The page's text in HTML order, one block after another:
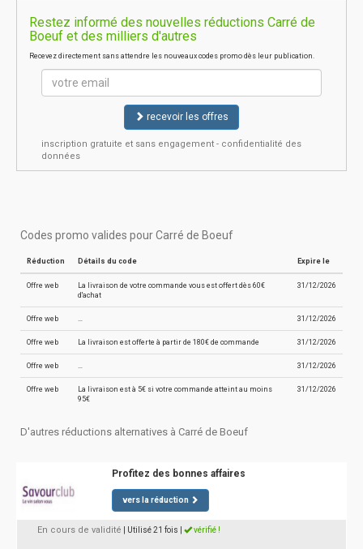
Restez informé des nouvelles réductions Carré de
Boeuf et des milliers d'autres
Recevez directement sans attendre les nouveaux codes promo dès leur publication.
recevoir les offres
inscription gratuite et sans engagement - confidentialité des
données
Codes promo valides pour Carré de Boeuf
Réduction Détails du code Expire le
Offre web
La livraison de votre commande vous est offert dès 60€
d'achat
31/12/2026
Offre web … 31/12/2026
Offre web La livraison est offerte à partir de 180€ de commande 31/12/2026
Offre web … 31/12/2026
Offre web
La livraison est à 5€ si votre commande atteint au moins
95€
31/12/2026
D'autres réductions alternatives à Carré de Boeuf
Profitez des bonnes affaires
vers la réduction
En cours de validité | Utilisé 21 fois vérifié !